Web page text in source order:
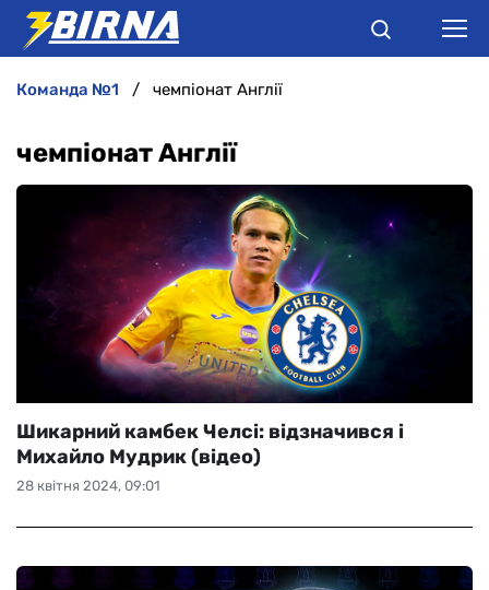
ІНТЕРВ'Ю
РІЗНЕ
БУКМЕКЕРИ
команда №1 чемпіонат Англії
чемпіонат Англії
28 квітня 2024, 09:01
Шикарний камбек Челсі: відзначився і
Михайло Мудрик (відео)